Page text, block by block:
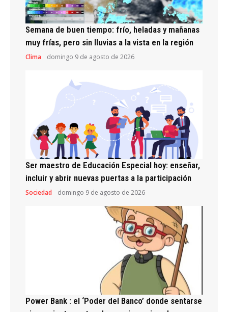
Semana de buen tiempo: frío, heladas y mañanas
muy frías, pero sin lluvias a la vista en la región
Clima domingo 9 de agosto de 2026
Ser maestro de Educación Especial hoy: enseñar,
incluir y abrir nuevas puertas a la participación
Sociedad domingo 9 de agosto de 2026
Power Bank : el ‘Poder del Banco’ donde sentarse